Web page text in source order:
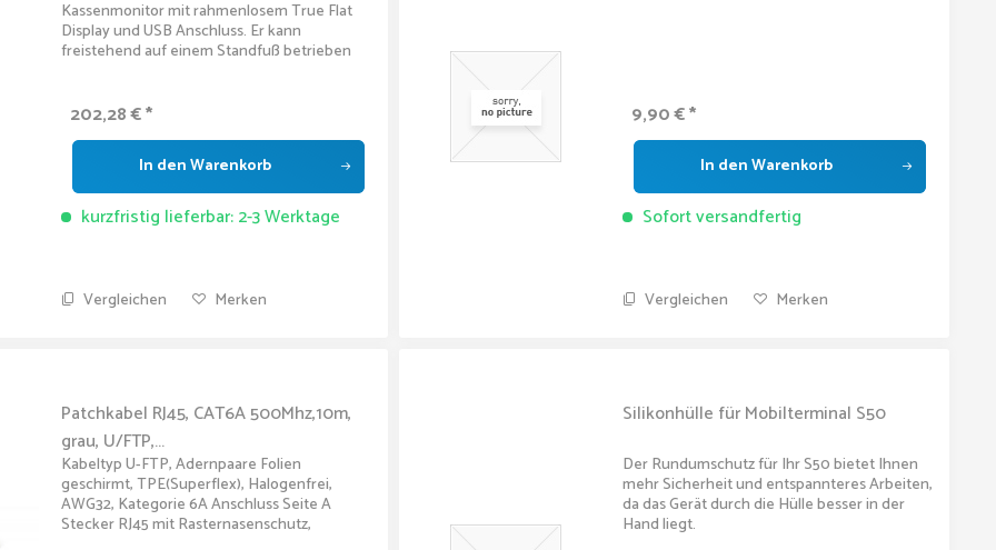
Kassenmonitor mit rahmenlosem True Flat
Display und USB Anschluss. Er kann
freistehend auf einem Standfuß betrieben
202,28 € *
In denWarenkorb
kurzfristig lieferbar: 2-3 Werktage
Vergleichen Merken
9,90 € *
In denWarenkorb
Sofort versandfertig
Vergleichen Merken
Patchkabel RJ45, CAT6A 500Mhz,10m,
grau, U/FTP,...
Kabeltyp U-FTP, Adernpaare Folien
geschirmt, TPE(Superflex), Halogenfrei,
AWG32, Kategorie 6A Anschluss Seite A
Stecker RJ45 mit Rasternasenschutz,
Silikonhülle für Mobilterminal S50
Der Rundumschutz für Ihr S50 bietet Ihnen
mehr Sicherheit und entspannteres Arbeiten,
da das Gerät durch die Hülle besser in der
Hand liegt.